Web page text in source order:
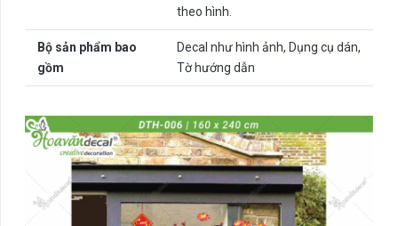
theo hình.
Bộ sản phẩm bao
gồm
Decal như hình ảnh, Dụng cụ dán,
Tờ hướng dẫn